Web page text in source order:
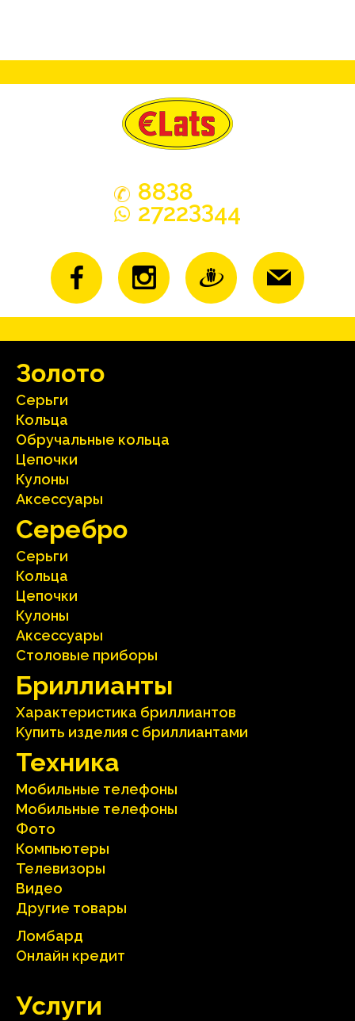
8838
27223344
Зoлoтo
Серьги
Кольца
Oбручальные кольца
Цепочки
Кулоны
Аксесcуары
Серебрo
Серьги
Кольца
Цепочки
Кулоны
Аксесcуары
Столовые приборы
Бриллианты
Характеристика бриллиантoв
Kупить изделия c бриллиантами
Техника
Мобильные телефоны
Мобильные телефоны
Фото
Компьютеры
Телевизоры
Видео
Другие товары
Ломбард
Онлайн кредит
Услуги